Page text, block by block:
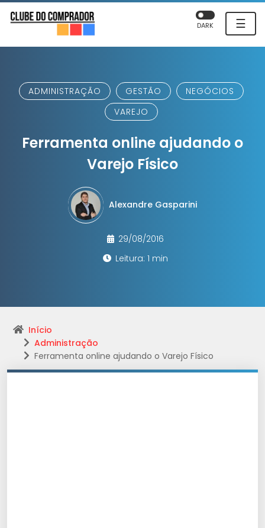
☰
DARK
ADMINISTRAÇÃO GESTÃO
NEGÓCIOS
VAREJO
Ferramenta online ajudando o
Varejo Físico
Alexandre Gasparini
29/08/2016
Leitura: 1 min
Início
Administração
Ferramenta online ajudando o Varejo Físico